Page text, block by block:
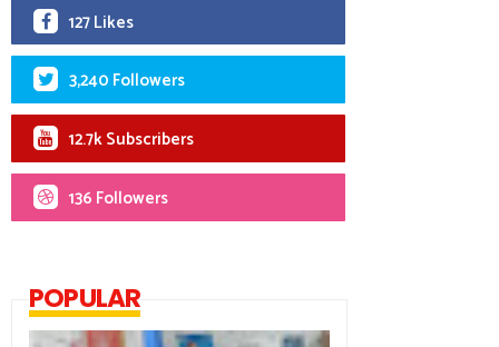
127 Likes
3,240 Followers
12.7k Subscribers
136 Followers
POPULAR